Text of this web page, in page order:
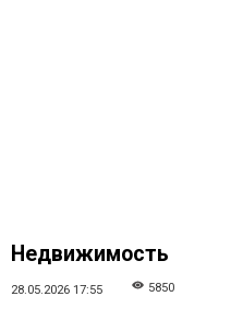
Недвижимость
28.05.2026 17:55 5850